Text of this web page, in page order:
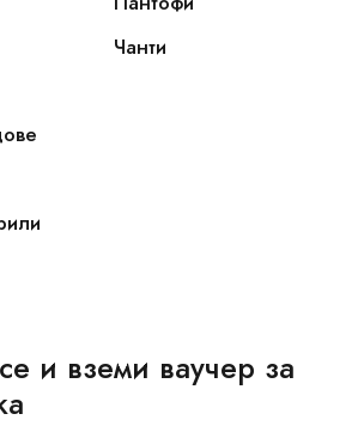
Чанти
и вземи ваучер за